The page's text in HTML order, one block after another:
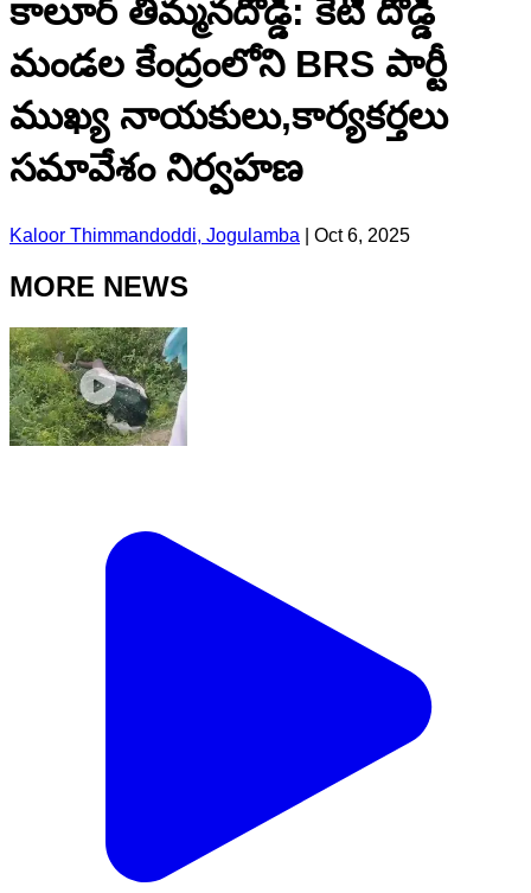
కాలూర్ తిమ్మనదొడ్డి: కేటి దొడ్డి
మండల కేంద్రంలోని BRS పార్టీ
ముఖ్య నాయకులు,కార్యకర్తలు
సమావేశం నిర్వహణ
Kaloor Thimmandoddi, Jogulamba Oct 6, 2025
MORE NEWS